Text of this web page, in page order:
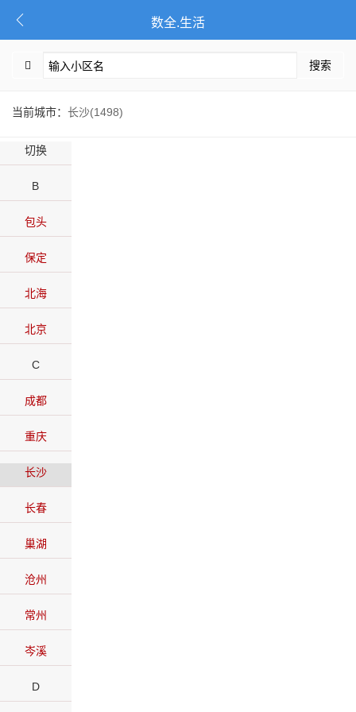
数全.生活
搜索
当前城市： 长沙(1498)
切换
B
包头
保定
北海
北京
C
成都
重庆
长沙
长春
巢湖
沧州
常州
岑溪
D